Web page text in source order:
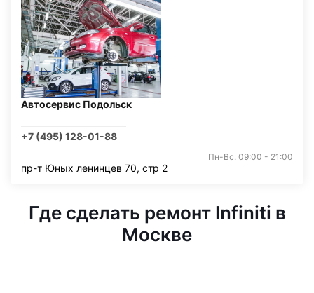
Автосервис Подольск
+7 (495) 128-01-88
Пн-Вс: 09:00 - 21:00
пр-т Юных ленинцев 70, стр 2
Где сделать ремонт Infiniti в
Москве